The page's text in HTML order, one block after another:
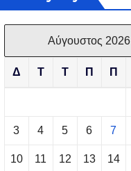
Αύγουστος 2026
Δ Τ Τ Π Π
3 4 5 6 7
10 11 12 13 14